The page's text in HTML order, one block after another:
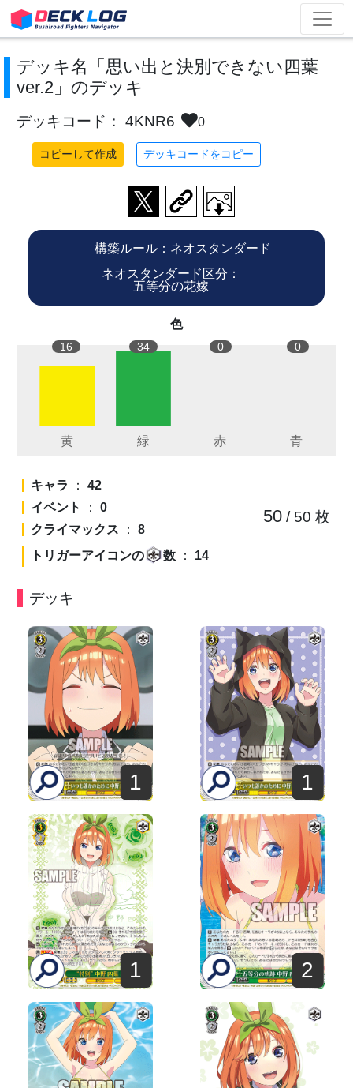
デッキ名「思い出と決別できない四葉
ver.2」のデッキ
デッキコード： 4KNR6 0
コピーして作成 デッキコードをコピー
構築ルール：ネオスタンダード
ネオスタンダード区分：
五等分の花嫁
色
16 34 0 0
キャラ ： 42
イベント
： 0
クライマックス ： 8
トリガーアイコンの
数 ： 14
50/ 50 枚
デッキ
1 1
1 2